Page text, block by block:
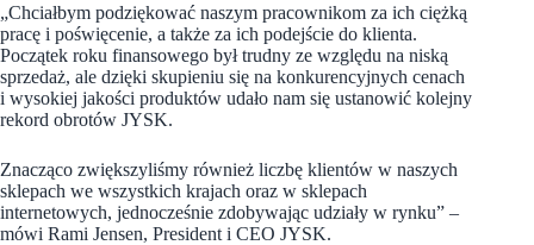
„Chciałbym podziękować naszym pracownikom za ich ciężką
pracę i poświęcenie, a także za ich podejście do klienta.
Początek roku finansowego był trudny ze względu na niską
sprzedaż, ale dzięki skupieniu się na konkurencyjnych cenach
i wysokiej jakości produktów udało nam się ustanowić kolejny
rekord obrotów JYSK.
Znacząco zwiększyliśmy również liczbę klientów w naszych
sklepach we wszystkich krajach oraz w sklepach
internetowych, jednocześnie zdobywając udziały w rynku” –
mówi Rami Jensen, President i CEO JYSK.